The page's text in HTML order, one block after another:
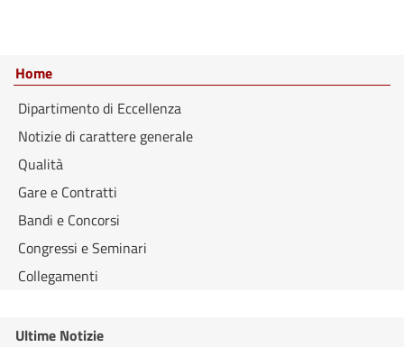
Home
Dipartimento di Eccellenza
Notizie di carattere generale
Qualità
Gare e Contratti
Bandi e Concorsi
Congressi e Seminari
Collegamenti
Ultime Notizie